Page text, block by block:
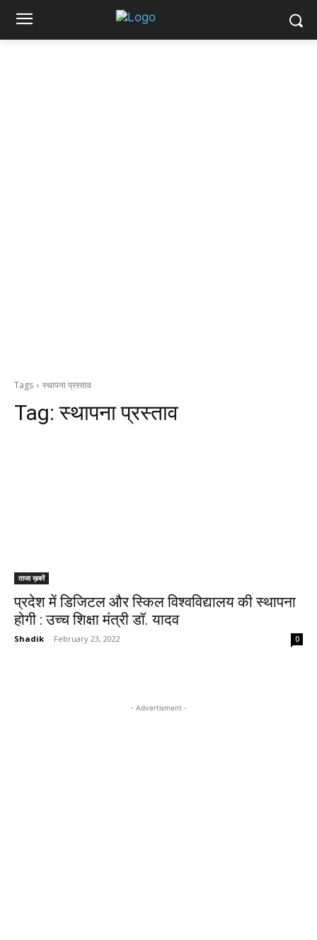
Tags स्थापना प्रस्ताव
Tag:स्थापना प्रस्ताव
ताजा ख़बरें
प्रदेश में डिजिटल और स्किल विश्वविद्यालय की स्थापना
होगी : उच्च शिक्षा मंत्री डॉ. यादव
Shadik - February 23, 2022 0
- Advertisment -